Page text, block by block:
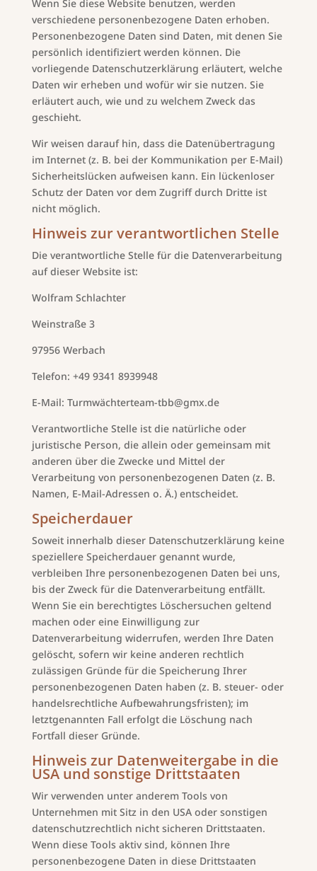
Wenn Sie diese Website benutzen, werden
verschiedene personenbezogene Daten erhoben.
Personenbezogene Daten sind Daten, mit denen Sie
persönlich identifiziert werden können. Die
vorliegende Datenschutzerklärung erläutert, welche
Daten wir erheben und wofür wir sie nutzen. Sie
erläutert auch, wie und zu welchem Zweck das
geschieht.
Wir weisen darauf hin, dass die Datenübertragung
im Internet (z. B. bei der Kommunikation per E-Mail)
Sicherheitslücken aufweisen kann. Ein lückenloser
Schutz der Daten vor dem Zugriff durch Dritte ist
nicht möglich.
Hinweis zur verantwortlichen Stelle
Die verantwortliche Stelle für die Datenverarbeitung
auf dieser Website ist:
Wolfram Schlachter
Weinstraße 3
97956 Werbach
Telefon: +49 9341 8939948
E-Mail: Turmwächterteam-tbb@gmx.de
Verantwortliche Stelle ist die natürliche oder
juristische Person, die allein oder gemeinsam mit
anderen über die Zwecke und Mittel der
Verarbeitung von personenbezogenen Daten (z. B.
Namen, E-Mail-Adressen o. Ä.) entscheidet.
Speicherdauer
Soweit innerhalb dieser Datenschutzerklärung keine
speziellere Speicherdauer genannt wurde,
verbleiben Ihre personenbezogenen Daten bei uns,
bis der Zweck für die Datenverarbeitung entfällt.
Wenn Sie ein berechtigtes Löschersuchen geltend
machen oder eine Einwilligung zur
Datenverarbeitung widerrufen, werden Ihre Daten
gelöscht, sofern wir keine anderen rechtlich
zulässigen Gründe für die Speicherung Ihrer
personenbezogenen Daten haben (z. B. steuer- oder
handelsrechtliche Aufbewahrungsfristen); im
letztgenannten Fall erfolgt die Löschung nach
Fortfall dieser Gründe.
Hinweis zur Datenweitergabe in die
USA und sonstige Drittstaaten
Wir verwenden unter anderem Tools von
Unternehmen mit Sitz in den USA oder sonstigen
datenschutzrechtlich nicht sicheren Drittstaaten.
Wenn diese Tools aktiv sind, können Ihre
personenbezogene Daten in diese Drittstaaten